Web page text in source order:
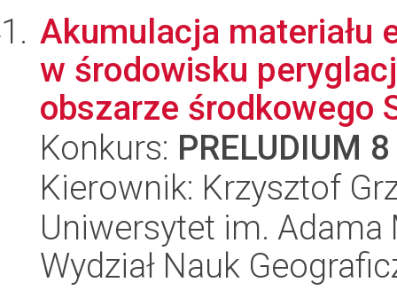
Akumulacja materiału
w środowisku
obszarze środkowego
Konkurs: PRELUDIUM 8
Kierownik: Krzysztof
Uniwersytet im.
Wydział Nauk